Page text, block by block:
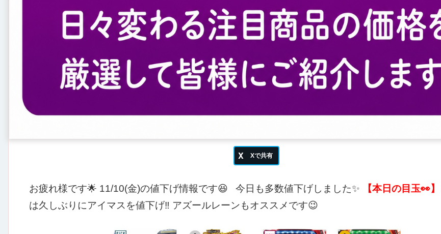
お疲れ様です🌟 11/10(金)の値下げ情報です😆 今日も多数値下げしました✨ 【本日の目玉👀】
は久しぶりにアイマスを値下げ‼ アズールレーンもオススメです😉